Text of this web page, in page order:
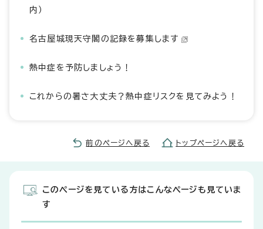
内）
名古屋城現天守閣の記録を募集します
熱中症を予防しましょう！
これからの暑さ大丈夫？熱中症リスクを見てみよう！
前のページへ戻る トップページへ戻る
このページを見ている方はこんなページも見ていま
す